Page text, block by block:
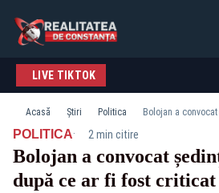
LIVE TIKTOK
Acasă Știri Politica
POLITICA· 2 min citire
Bolojan a convocat
după ce ar fi fost